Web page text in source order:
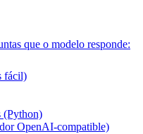
que o modelo responde:
fácil)
(Python)
OpenAI-compatible)